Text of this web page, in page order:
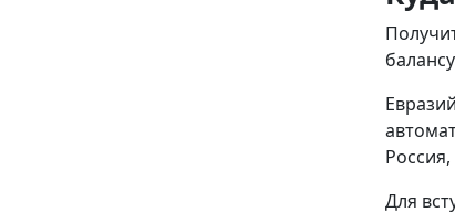
Для